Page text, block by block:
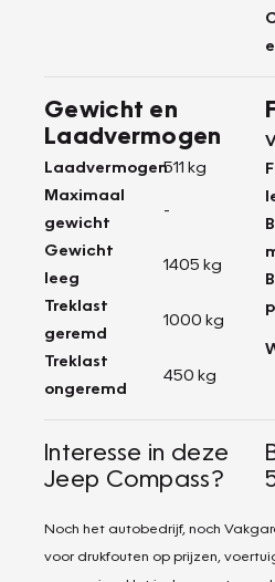
Gewicht en
Laadvermogen
Laadvermogen511 kg
Maximaal
gewicht
-
Gewicht
leeg
1405 kg
Treklast
geremd
1000 kg
Treklast
ongeremd
450 kg
Interesse in deze
Jeep Compass?
Noch het autobedrijf, noch
voor drukfouten op prijzen,